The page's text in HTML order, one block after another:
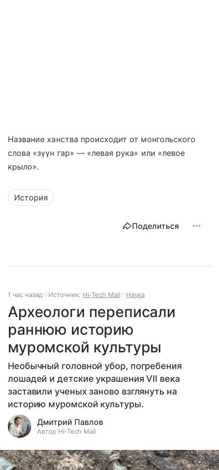
Название ханства происходит от монгольского
слова «зүүн гар» — «левая рука» или «левое
крыло».
История
Поделиться
1 час назад Источник: Hi-Tech Mail Наука
Археологи переписали
раннюю историю
муромской культуры
Необычный головной убор, погребения
лошадей и детские украшения VII века
заставили ученых заново взглянуть на
историю муромской культуры.
Дмитрий Павлов
Автор Hi-Tech Mail